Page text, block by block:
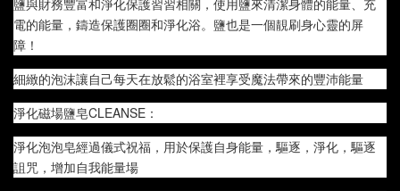
鹽與財務豐富和淨化保護習習相關，使用鹽來清潔身體的能量、充
電的能量，鑄造保護圈圈和淨化浴。鹽也是一個靚刷身心靈的屏
障！
細緻的泡沫讓自己每天在放鬆的浴室裡享受魔法帶來的豐沛能量
淨化磁場鹽皂CLEANSE：
淨化泡泡皂經過儀式祝福，用於保護自身能量，驅逐，淨化，驅逐
詛咒，增加自我能量場